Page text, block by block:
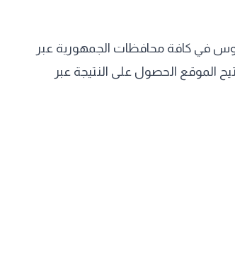
في كافة محافظات الجمهورية عبر
الموقع الحصول على النتيجة عبر